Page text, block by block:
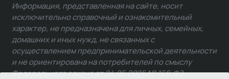
Информация, представленная на сайте, носит
исключительно справочный и ознакомительный
характер, не предназначена для личных, семейных,
домашних и иных нужд, не связанных с
осуществлением предпринимательской деятельности
и не ориентирована на потребителей по смыслу
Федерального закона от 24.06.2025 № 168-ФЗ.